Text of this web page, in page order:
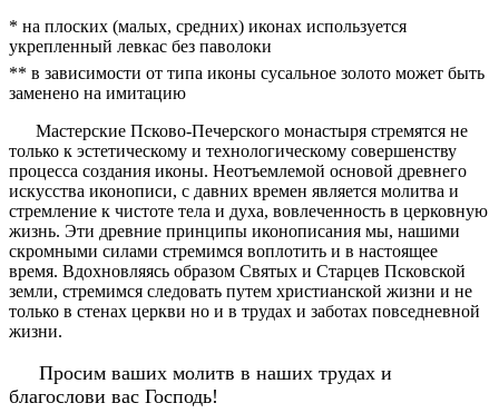
* на плоских (малых, средних) иконах используется
укрепленный левкас без паволоки
** в зависимости от типа иконы сусальное золото может быть
заменено на имитацию
Мастерские Псково-Печерского монастыря стремятся не
только к эстетическому и технологическому совершенству
процесса создания иконы. Неотъемлемой основой древнего
искусства иконописи, с давних времен является молитва и
стремление к чистоте тела и духа, вовлеченность в церковную
жизнь. Эти древние принципы иконописания мы, нашими
скромными силами стремимся воплотить и в настоящее
время. Вдохновляясь образом Святых и Старцев Псковской
земли, стремимся следовать путем христианской жизни и не
только в стенах церкви но и в трудах и заботах повседневной
жизни.
Просим ваших молитв в наших трудах и
благослови вас Господь!